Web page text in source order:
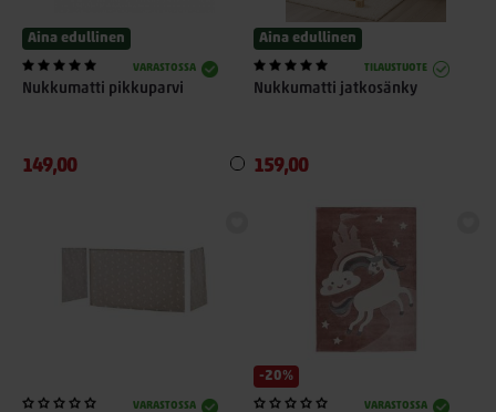
Aina edullinen
VARASTOSSA
Nukkumatti pikkuparvi
149,00
Aina edullinen
TILAUSTUOTE
Nukkumatti jatkosänky
159,00
VARASTOSSA
-20%
VARASTOSSA